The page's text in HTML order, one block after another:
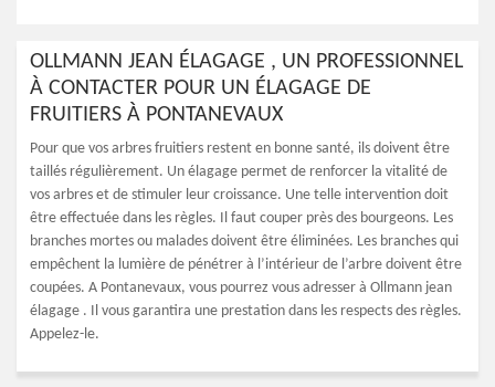
OLLMANN JEAN ÉLAGAGE , UN PROFESSIONNEL
À CONTACTER POUR UN ÉLAGAGE DE
FRUITIERS À PONTANEVAUX
Pour que vos arbres fruitiers restent en bonne santé, ils doivent être
taillés régulièrement. Un élagage permet de renforcer la vitalité de
vos arbres et de stimuler leur croissance. Une telle intervention doit
être effectuée dans les règles. Il faut couper près des bourgeons. Les
branches mortes ou malades doivent être éliminées. Les branches qui
empêchent la lumière de pénétrer à l’intérieur de l’arbre doivent être
coupées. A Pontanevaux, vous pourrez vous adresser à Ollmann jean
élagage . Il vous garantira une prestation dans les respects des règles.
Appelez-le.